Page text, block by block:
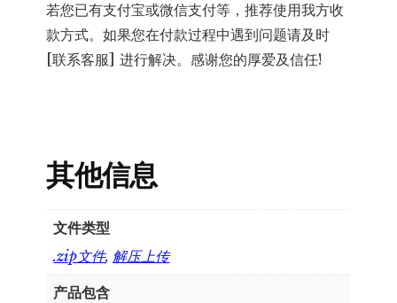
若您已有支付宝或微信支付等，推荐使用我方收
款方式。如果您在付款过程中遇到问题请及时
[联系客服] 进行解决。感谢您的厚爱及信任!
其他信息
文件类型
.zip文件, 解压上传
产品包含